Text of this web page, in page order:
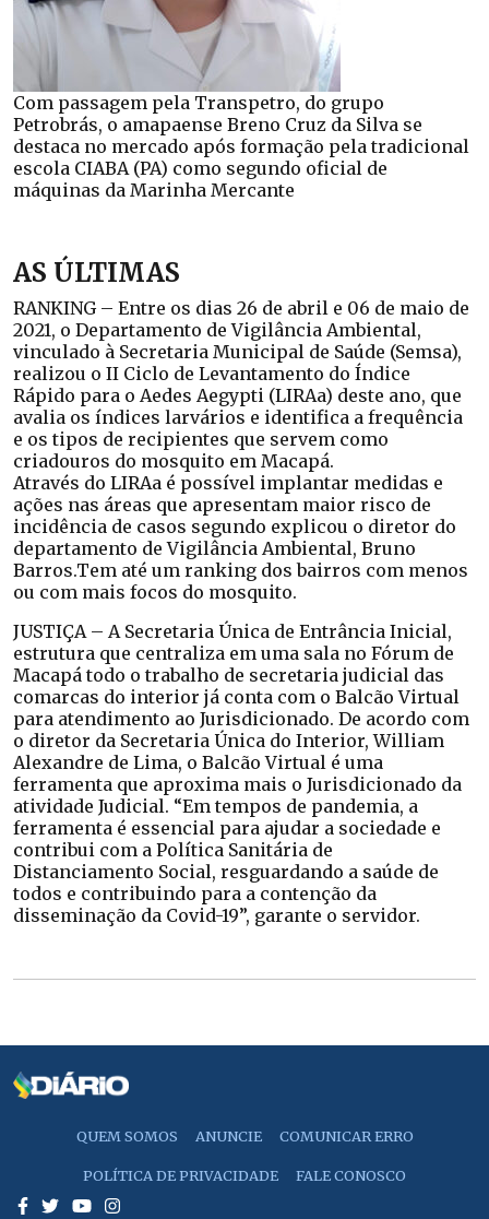
Com passagem pela Transpetro, do grupo
Petrobrás, o amapaense Breno Cruz da Silva se
destaca no mercado após formação pela tradicional
escola CIABA (PA) como segundo oficial de
máquinas da Marinha Mercante
AS ÚLTIMAS
RANKING – Entre os dias 26 de abril e 06 de maio de
2021, o Departamento de Vigilância Ambiental,
vinculado à Secretaria Municipal de Saúde (Semsa),
realizou o II Ciclo de Levantamento do Índice
Rápido para o Aedes Aegypti (LIRAa) deste ano, que
avalia os índices larvários e identifica a frequência
e os tipos de recipientes que servem como
criadouros do mosquito em Macapá.
Através do LIRAa é possível implantar medidas e
ações nas áreas que apresentam maior risco de
incidência de casos segundo explicou o diretor do
departamento de Vigilância Ambiental, Bruno
Barros.Tem até um ranking dos bairros com menos
ou com mais focos do mosquito.
JUSTIÇA – A Secretaria Única de Entrância Inicial,
estrutura que centraliza em uma sala no Fórum de
Macapá todo o trabalho de secretaria judicial das
comarcas do interior já conta com o Balcão Virtual
para atendimento ao Jurisdicionado. De acordo com
o diretor da Secretaria Única do Interior, William
Alexandre de Lima, o Balcão Virtual é uma
ferramenta que aproxima mais o Jurisdicionado da
atividade Judicial. “Em tempos de pandemia, a
ferramenta é essencial para ajudar a sociedade e
contribui com a Política Sanitária de
Distanciamento Social, resguardando a saúde de
todos e contribuindo para a contenção da
disseminação da Covid-19”, garante o servidor.
QUEM SOMOS ANUNCIE COMUNICAR ERRO
POLÍTICA DE PRIVACIDADE FALE CONOSCO